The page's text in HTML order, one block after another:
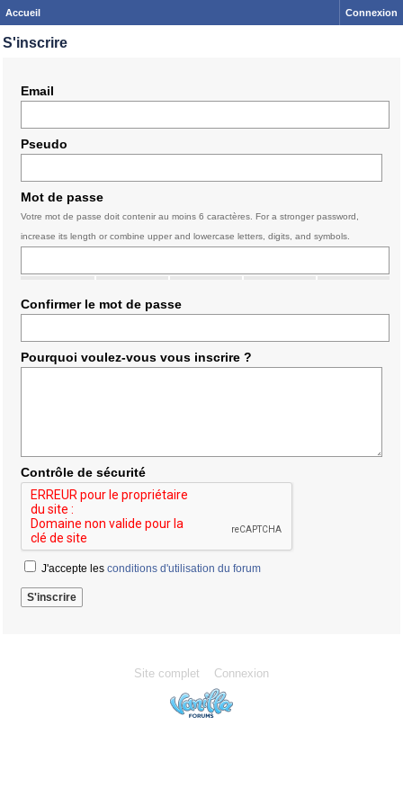
Accueil Connexion
S'inscrire
Email
Pseudo
Mot de passe
Votre mot de passe doit contenir au moins 6 caractères. For a stronger password,
increase its length or combine upper and lowercase letters, digits, and symbols.
Confirmer le mot de passe
Pourquoi voulez-vous vous inscrire ?
Contrôle de sécurité
J'accepte les conditions d'utilisation du forum
Site complet Connexion